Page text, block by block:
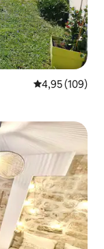
Prosječna
4,95 (109)